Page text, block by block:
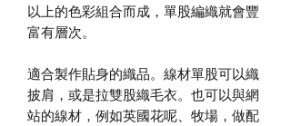
以上的色彩組合而成，單股編織就會豐
富有層次。
適合製作貼身的織品。線材單股可以織
披肩，或是拉雙股織毛衣。也可以與網
站的線材，例如英國花呢、牧場，做配